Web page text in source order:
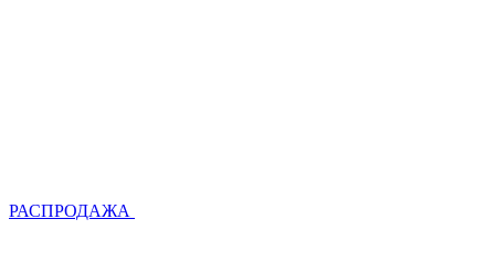
РАСПРОДАЖА